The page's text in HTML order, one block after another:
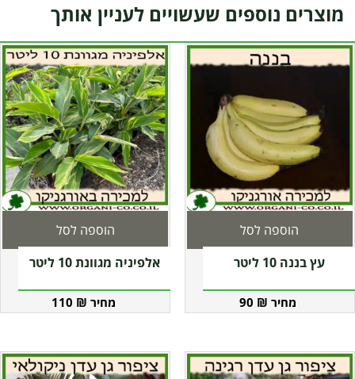
מוצרים נוספים שעשויים לעניין אותך
עץ בננה 10 ליטר
90 ₪
הוספה לסל
אלפיניה מגוונת 10 ליטר
110 ₪
הוספה לסל